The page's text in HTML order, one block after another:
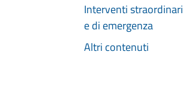
Interventi straordinari
e di emergenza
Altri contenuti